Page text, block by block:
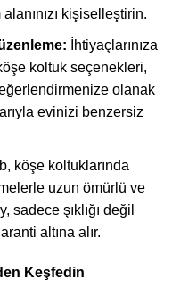
kişiselleştirin.
İhtiyaçlarınıza
koltuk seçenekleri,
olanak
evinizi benzersiz
köşe koltuklarında
uzun ömürlü ve
sadece şıklığı değil
altına alır.
Keşfedin